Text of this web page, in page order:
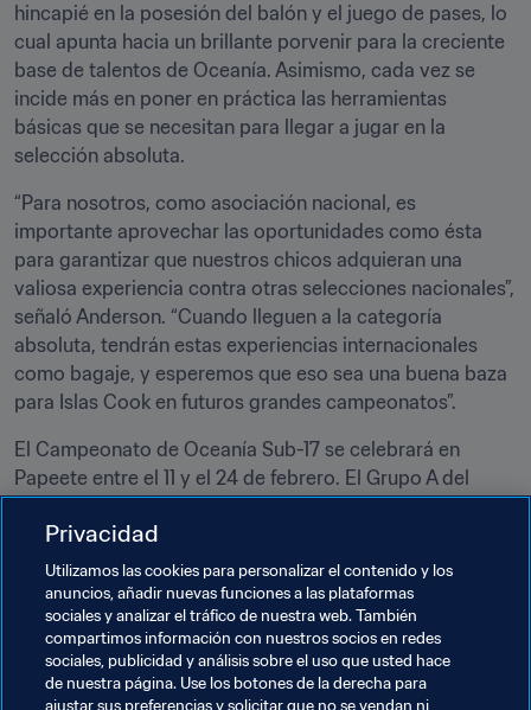
hincapié en la posesión del balón y el juego de pases, lo
cual apunta hacia un brillante porvenir para la creciente
base de talentos de Oceanía. Asimismo, cada vez se
incide más en poner en práctica las herramientas
básicas que se necesitan para llegar a jugar en la
selección absoluta.
“Para nosotros, como asociación nacional, es
importante aprovechar las oportunidades como ésta
para garantizar que nuestros chicos adquieran una
valiosa experiencia contra otras selecciones nacionales”,
señaló Anderson. “Cuando lleguen a la categoría
absoluta, tendrán estas experiencias internacionales
como bagaje, y esperemos que eso sea una buena baza
para Islas Cook en futuros grandes campeonatos”.
El Campeonato de Oceanía Sub-17 se celebrará en
Papeete entre el 11 y el 24 de febrero. El Grupo A del
Caledonia y Papúa Nueva Guinea, mientras que Fiyi,
Islas Salomón y Samoa deberán enfrentarse a la
campeona Nueva Zelanda en la otra parte del cuadro.
Temas relacionados
Privacidad
Utilizamos las cookies para personalizar el contenido y los
anuncios, añadir nuevas funciones a las plataformas
sociales y analizar el tráfico de nuestra web. También
compartimos información con nuestros socios en redes
sociales, publicidad y análisis sobre el uso que usted hace
de nuestra página. Use los botones de la derecha para
ajustar sus preferencias y solicitar que no se vendan ni